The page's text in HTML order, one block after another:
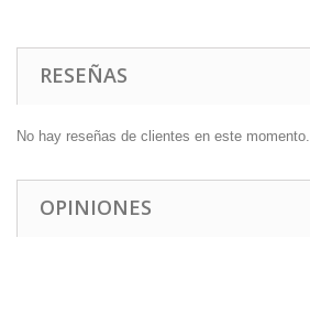
RESEÑAS
No hay reseñas de clientes en este momento.
OPINIONES